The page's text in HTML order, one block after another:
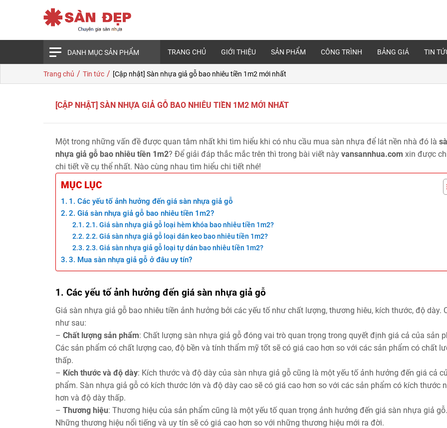
DANH MỤC SẢN PHẨM TRANG CHỦ GIỚI THIỆU SẢN PHẨM CÔNG TRÌNH BẢNG GIÁ TIN
Trang chủ / Tin tức / [Cập nhật] Sàn nhựa giả gỗ bao nhiêu tiền 1m2 mới nhất
[CẬP NHẬT] SÀN NHỰA GIẢ GỖ BAO NHIÊU TIỀN 1M2 MỚI NHẤT
Một trong những vấn đề được quan tâm nhất khi tìm hiểu khi có nhu cầu mua sàn nhựa để lát nền nhà đó là
nhựa giả gỗ bao nhiêu tiền 1m2? Để giải đáp thắc mắc trên thì trong bài viết này vansannhua.com xin được
chi tiết về cụ thể nhất. Nào cùng nhau tìm hiểu chi tiết nhé!
MỤC LỤC
1. Các yếu tố ảnh hưởng đến giá sàn nhựa giả gỗ
2. Giá sàn nhựa giả gỗ bao nhiêu tiền 1m2?
2.1. Giá sàn nhựa giả gỗ loại hèm khóa bao nhiêu tiền 1m2?
2.2. Giá sàn nhựa giả gỗ loại dán keo bao nhiêu tiền 1m2?
2.3. Giá sàn nhựa giả gỗ loại tự dán bao nhiêu tiền 1m2?
3. Mua sàn nhựa giả gỗ ở đâu uy tín?
1. Các yếu tố ảnh hưởng đến giá sàn nhựa giả gỗ
Giá sàn nhựa giả gỗ bao nhiêu tiền ảnh hưởng bởi các yếu tố như chất lượng, thương hiêu, kích thước, độ dày.
như sau:
– Chất lượng sản phẩm: Chất lượng sàn nhựa giả gỗ đóng vai trò quan trọng trong quyết định giá cả của sản
Các sản phẩm có chất lượng cao, độ bền và tính thẩm mỹ tốt sẽ có giá cao hơn so với các sản phẩm có chất
thấp.
– Kích thước và độ dày: Kích thước và độ dày của sàn nhựa giả gỗ cũng là một yếu tố ảnh hưởng đến giá cả
phẩm. Sàn nhựa giả gỗ có kích thước lớn và độ dày cao sẽ có giá cao hơn so với các sản phẩm có kích thước
hơn và độ dày thấp.
– Thương hiệu: Thương hiệu của sản phẩm cũng là một yếu tố quan trọng ảnh hưởng đến giá sàn nhựa giả gỗ.
Những thương hiệu nổi tiếng và uy tín sẽ có giá cao hơn so với những thương hiệu mới ra đời.